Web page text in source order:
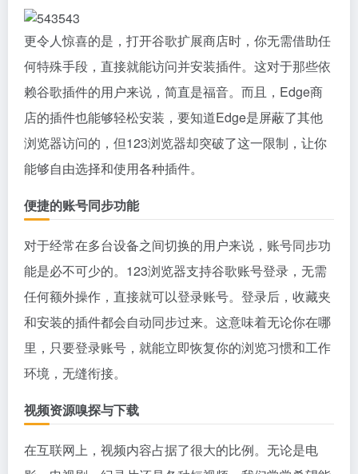
更令人惊喜的是，打开谷歌扩展商店时，你无需借助任
何特殊手段，直接就能访问并安装插件。这对于那些依
赖谷歌插件的用户来说，简直是福音。而且，Edge商
店的插件也能够轻松安装，要知道Edge是屏蔽了其他
浏览器访问的，但123浏览器却突破了这一限制，让你
能够自由选择和使用各种插件。
便捷的账号同步功能
对于经常在多台设备之间切换的用户来说，账号同步功
能是必不可少的。123浏览器支持谷歌账号登录，无需
任何额外操作，直接就可以登录账号。登录后，收藏夹
和安装的插件都会自动同步过来。这意味着无论你在哪
里，只要登录账号，就能立即恢复你的浏览习惯和工作
环境，无缝衔接。
视频资源嗅探与下载
在互联网上，视频内容占据了很大的比例。无论是电